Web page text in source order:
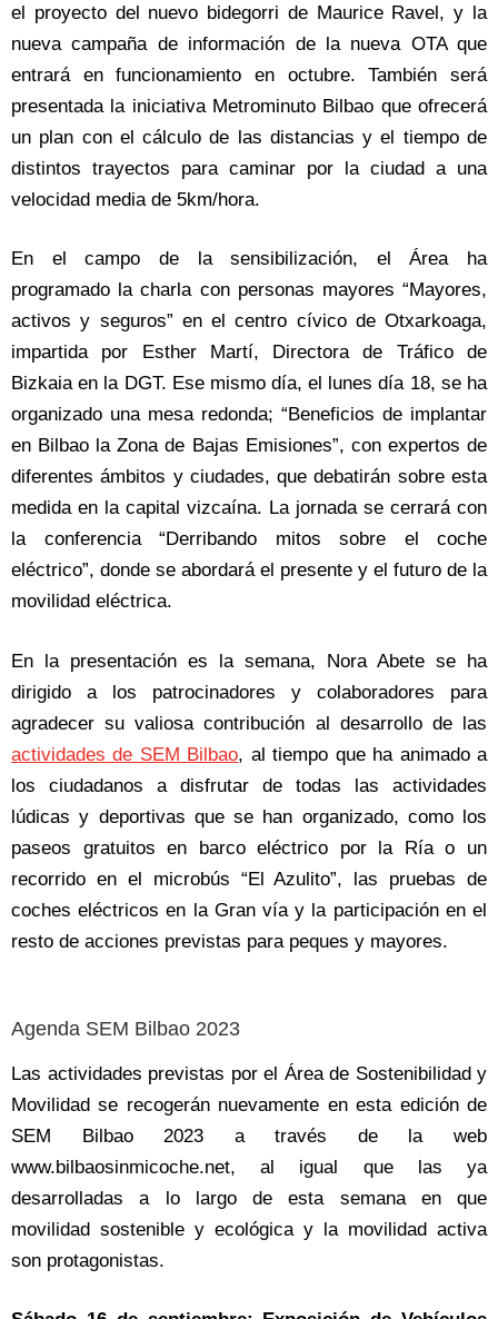
el proyecto del nuevo bidegorri de Maurice Ravel, y la
nueva campaña de información de la nueva OTA que
entrará en funcionamiento en octubre. También será
presentada la iniciativa Metrominuto Bilbao que ofrecerá
un plan con el cálculo de las distancias y el tiempo de
distintos trayectos para caminar por la ciudad a una
velocidad media de 5km/hora.
En el campo de la sensibilización, el Área ha
programado la charla con personas mayores “Mayores,
activos y seguros” en el centro cívico de Otxarkoaga,
impartida por Esther Martí, Directora de Tráfico de
Bizkaia en la DGT. Ese mismo día, el lunes día 18, se ha
organizado una mesa redonda; “Beneficios de implantar
en Bilbao la Zona de Bajas Emisiones”, con expertos de
diferentes ámbitos y ciudades, que debatirán sobre esta
medida en la capital vizcaína. La jornada se cerrará con
la conferencia “Derribando mitos sobre el coche
eléctrico”, donde se abordará el presente y el futuro de la
movilidad eléctrica.
En la presentación es la semana, Nora Abete se ha
dirigido a los patrocinadores y colaboradores para
agradecer su valiosa contribución al desarrollo de las
actividades de SEM Bilbao, al tiempo que ha animado a
los ciudadanos a disfrutar de todas las actividades
lúdicas y deportivas que se han organizado, como los
paseos gratuitos en barco eléctrico por la Ría o un
recorrido en el microbús “El Azulito”, las pruebas de
coches eléctricos en la Gran vía y la participación en el
resto de acciones previstas para peques y mayores.
Agenda SEM Bilbao 2023
Las actividades previstas por el Área de Sostenibilidad y
Movilidad se recogerán nuevamente en esta edición de
SEM Bilbao 2023 a través de la web
www.bilbaosinmicoche.net, al igual que las ya
desarrolladas a lo largo de esta semana en que
movilidad sostenible y ecológica y la movilidad activa
son protagonistas.